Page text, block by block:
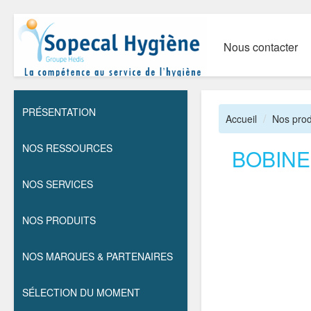
Nous contacter
PRÉSENTATION
NOS RESSOURCES
NOS SERVICES
NOS PRODUITS
NOS MARQUES & PARTENAIRES
SÉLECTION DU MOMENT
Accueil Nos